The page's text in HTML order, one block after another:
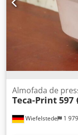
Wiefelstede 1
Almofada de
Teca-Print597